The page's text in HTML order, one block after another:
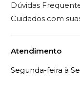
Dúvidas
Cuidados com
Atendimento
Segunda-feira à